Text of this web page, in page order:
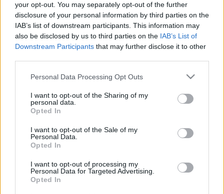
your opt-out. You may separately opt-out of the further
disclosure of your personal information by third parties on the
IAB’s list of downstream participants. This information may
also be disclosed by us to third parties on the IAB’s List of
Downstream Participants that may further disclose it to other
Please note that this website/app uses one or more Google
not limited to your visit or usage behaviour. You may click to
grant or deny consent to Google and its third-party tags to
use your data for below specified purposes in below Google
consent section.
Personal Data Processing Opt Outs
I want to opt-out of the Sharing of my
personal data.
Opted In
I want to opt-out of the Sale of my
Personal Data.
Opted In
I want to opt-out of processing my
Personal Data for Targeted Advertising.
Opted In
Maksa Zoltán először elsütött egy borzalmas viccet a
Hír TV-n, majd az ezt követő felháborodásra
reagálva kimaksolta (haha) a bunkóság fogalmát, de
Bárdos András úgy érezte, érdemes még egyszer
rákérdezni erre a dologra a humoristánál. Az elég
kemény hangnemben fogalmazó…
Maksa Zoltánnak elment az esze,
vagy csak nagyon rosszul trollkodik
Sokaknál kiverte a biztosítékot Maksa Zoltán Hír TV-
érzékeny témában elsütnie egy borzalmasan rossz
viccet a megerőszakolt egyetemista lányokkal